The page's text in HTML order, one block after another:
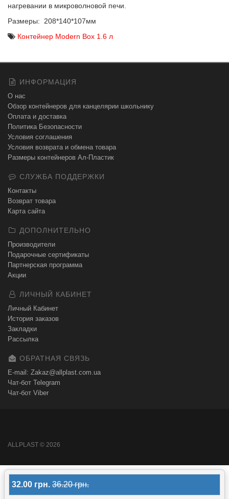
32.00 грн. 36.20 грн.
нагревании в микроволновой печи.
Размеры: 208*140*107мм
Контейнер Modern Box 1.6 л
ИНФОРМАЦИЯ
О нас
Обзор контейнеров для канцелярии школьнику
Оплата и доставка
Политика Безопасности
Условия соглашения
Условия возврата и обмена товара
Размеры контейнеров Ал-Пластик
СЛУЖБА ПОДДЕРЖКИ
Контакты
Возврат товара
Карта сайта
ДОПОЛНИТЕЛЬНО
Производители
Подарочные сертификаты
Партнерская программа
Акции
ЛИЧНЫЙ КАБИНЕТ
Личный Кабинет
История заказов
Закладки
Рассылка
ОБРАТНАЯ СВЯЗЬ
E-mail: Zakaz@allplast.com.ua
Чат-бот Telegram
Чат-бот Viber
ALLPLAST © 2026